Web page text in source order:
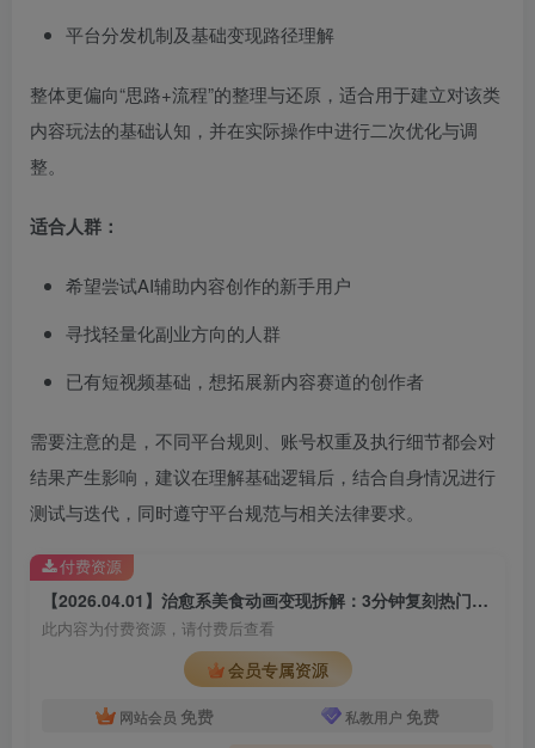
平台分发机制及基础变现路径理解
整体更偏向“思路+流程”的整理与还原，适合用于建立对该类
内容玩法的基础认知，并在实际操作中进行二次优化与调
整。
适合人群：
希望尝试AI辅助内容创作的新手用户
寻找轻量化副业方向的人群
已有短视频基础，想拓展新内容赛道的创作者
需要注意的是，不同平台规则、账号权重及执行细节都会对
结果产生影响，建议在理解基础逻辑后，结合自身情况进行
测试与迭代，同时遵守平台规范与相关法律要求。
【2026.04.01】治愈系美食动画变现拆解：3分钟复刻热门内容，轻量化制作与平台分发实操指南
此内容为付费资源，请付费后查看
会员专属资源
网站会员 免费 私教用户 免费
付费资源